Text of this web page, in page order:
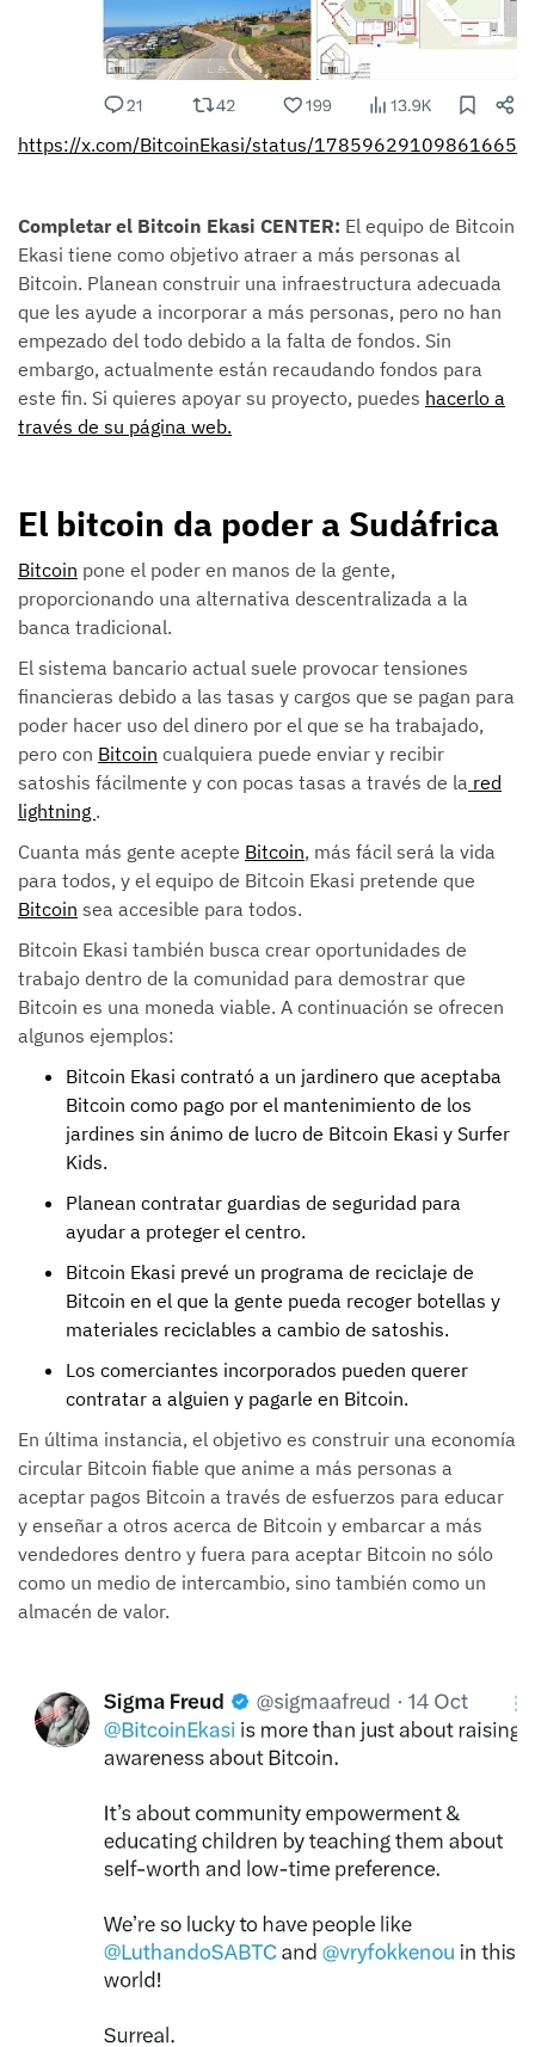
https://x.com/BitcoinEkasi/status/
Completar el Bitcoin Ekasi CENTER: El equipo de Bitcoin
Ekasi tiene como objetivo atraer a más personas al
Bitcoin. Planean construir una infraestructura adecuada
que les ayude a incorporar a más personas, pero no han
empezado del todo debido a la falta de fondos. Sin
embargo, actualmente están recaudando fondos para
este fin. Si quieres apoyar su proyecto, puedes hacerlo a
través de su página web.
El bitcoin da poder a Sudáfrica
Bitcoin pone el poder en manos de la gente,
proporcionando una alternativa descentralizada a la
banca tradicional.
El sistema bancario actual suele provocar tensiones
financieras debido a las tasas y cargos que se pagan para
poder hacer uso del dinero por el que se ha trabajado,
pero con Bitcoin cualquiera puede enviar y recibir
satoshis fácilmente y con pocas tasas a través de la red
lightning .
Cuanta más gente acepte Bitcoin, más fácil será la vida
para todos, y el equipo de Bitcoin Ekasi pretende que
Bitcoin sea accesible para todos.
Bitcoin Ekasi también busca crear oportunidades de
trabajo dentro de la comunidad para demostrar que
Bitcoin es una moneda viable. A continuación se ofrecen
algunos ejemplos:
Bitcoin Ekasi contrató a un jardinero que aceptaba
Bitcoin como pago por el mantenimiento de los
jardines sin ánimo de lucro de Bitcoin Ekasi y Surfer
Kids.
Planean contratar guardias de seguridad para
ayudar a proteger el centro.
Bitcoin Ekasi prevé un programa de reciclaje de
Bitcoin en el que la gente pueda recoger botellas y
materiales reciclables a cambio de satoshis.
Los comerciantes incorporados pueden querer
contratar a alguien y pagarle en Bitcoin.
En última instancia, el objetivo es construir una economía
circular Bitcoin fiable que anime a más personas a
aceptar pagos Bitcoin a través de esfuerzos para educar
y enseñar a otros acerca de Bitcoin y embarcar a más
vendedores dentro y fuera para aceptar Bitcoin no sólo
como un medio de intercambio, sino también como un
almacén de valor.